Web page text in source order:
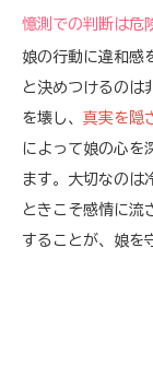
憶測での判断は危
娘の行動に違和感
と決めつけるのは
を壊し、 真実を隠
によって娘の心を
ます。大切なのは
ときこそ感情に流
することが、娘を